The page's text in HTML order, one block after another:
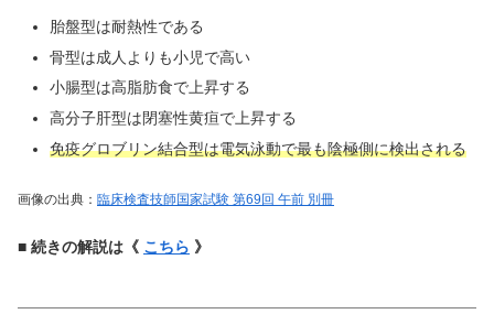
胎盤型は耐熱性である
骨型は成人よりも小児で高い
小腸型は高脂肪食で上昇する
高分子肝型は閉塞性黄疸で上昇する
免疫グロブリン結合型は電気泳動で最も陰極側に検出される
画像の出典： 臨床検査技師国家試験 第69回 午前 別冊
■ 続きの解説は《 こちら 》